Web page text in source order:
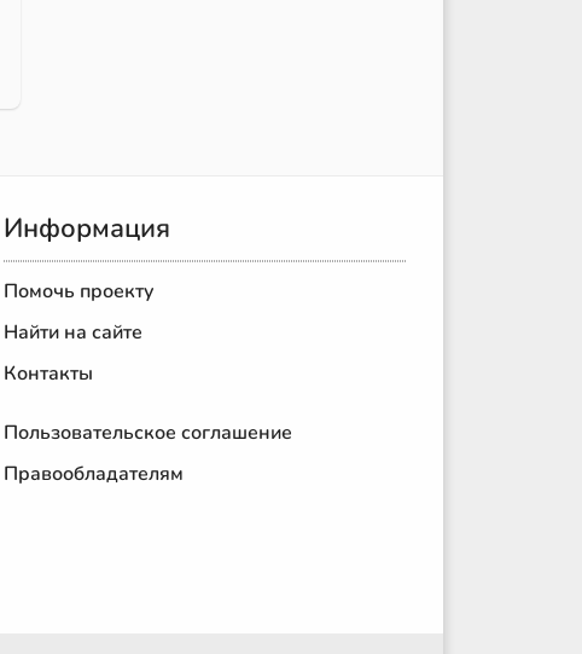
Информация
Помочь проекту
Найти на сайте
Контакты
Пользовательское соглашение
Правообладателям